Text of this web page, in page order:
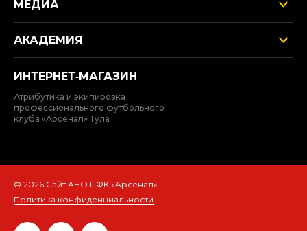
МЕДИА
АКАДЕМИЯ
ИНТЕРНЕТ‑МАГАЗИН
Атрибутика и экипировка
профессионального футбольного
клуба «Арсенал» Тула
© 2026 Сайт АНО ПФК «Арсенал»
Политика конфиденциальности